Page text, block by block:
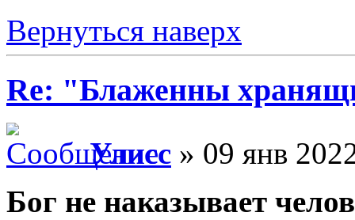
Вернуться наверх
Re: "Блаженны
Улисс » 09 янв
Бог не наказывает